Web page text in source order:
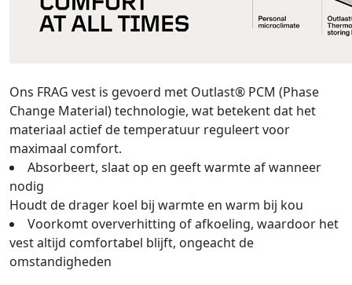
Ons FRAG vest is gevoerd met Outlast® PCM (Phase
Change Material) technologie, wat betekent dat het
materiaal actief de temperatuur reguleert voor
maximaal comfort.
Absorbeert, slaat op en geeft warmte af wanneer
nodig
Houdt de drager koel bij warmte en warm bij kou
Voorkomt oververhitting of afkoeling, waardoor het
vest altijd comfortabel blijft, ongeacht de
omstandigheden